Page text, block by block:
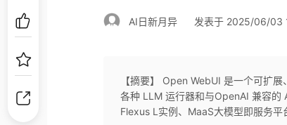
AI日新月异 发表于 2025/06/03
【摘要】 Open WebUI 是一个可扩
各种 LLM 运行器和与OpenAI 兼容的
Flexus L实例、MaaS大模型即服务平